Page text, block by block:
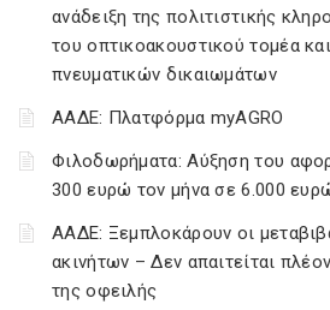
ανάδειξη της πολιτιστικής
του οπτικοακουστικού τομέα
πνευματικών δικαιωμάτων
ΑΑΔΕ: Πλατφόρμα myAGRO
Φιλοδωρήματα: Αύξηση του
300 ευρώ τον μήνα σε 6.000
ΑΑΔΕ: Ξεμπλοκάρουν οι
ακινήτων – Δεν απαιτείται
της οφειλής